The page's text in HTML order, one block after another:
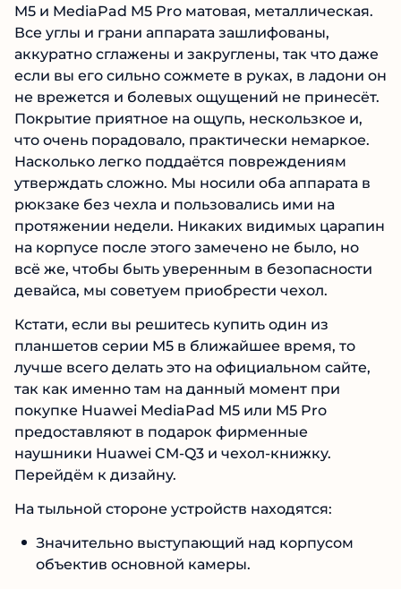
M5 и MediaPad M5 Pro матовая, металлическая.
Все углы и грани аппарата зашлифованы,
аккуратно сглажены и закруглены, так что даже
если вы его сильно сожмете в руках, в ладони он
не врежется и болевых ощущений не принесёт.
Покрытие приятное на ощупь, нескользкое и,
что очень порадовало, практически немаркое.
Насколько легко поддаётся повреждениям
утверждать сложно. Мы носили оба аппарата в
рюкзаке без чехла и пользовались ими на
протяжении недели. Никаких видимых царапин
на корпусе после этого замечено не было, но
всё же, чтобы быть уверенным в безопасности
девайса, мы советуем приобрести чехол.
Кстати, если вы решитесь купить один из
планшетов серии M5 в ближайшее время, то
лучше всего делать это на официальном сайте,
так как именно там на данный момент при
покупке Huawei MediaPad M5 или M5 Pro
предоставляют в подарок фирменные
наушники Huawei CM-Q3 и чехол-книжку.
Перейдём к дизайну.
На тыльной стороне устройств находятся:
Значительно выступающий над корпусом
объектив основной камеры.